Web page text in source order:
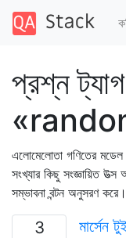
প্রশ্ন ট্যাগ
এলোমেলোতা গণিতের
সংখ্যার কিছু সংজ্ঞায়িত উত্স
সম্ভাবনা বন্টন অনুসরণ করে।
3 মার্সেন